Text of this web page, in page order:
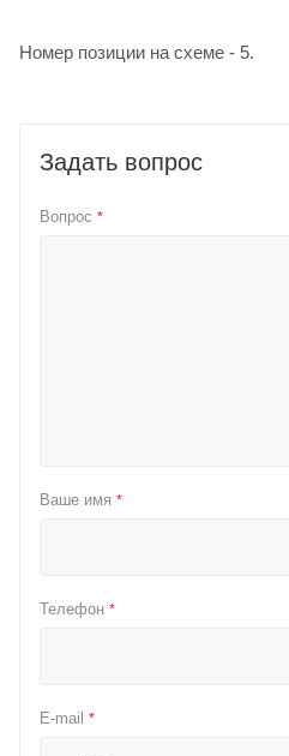
Номер позиции на схеме - 5.
Задать вопрос
Вопрос *
Ваше имя *
Телефон *
E-mail *